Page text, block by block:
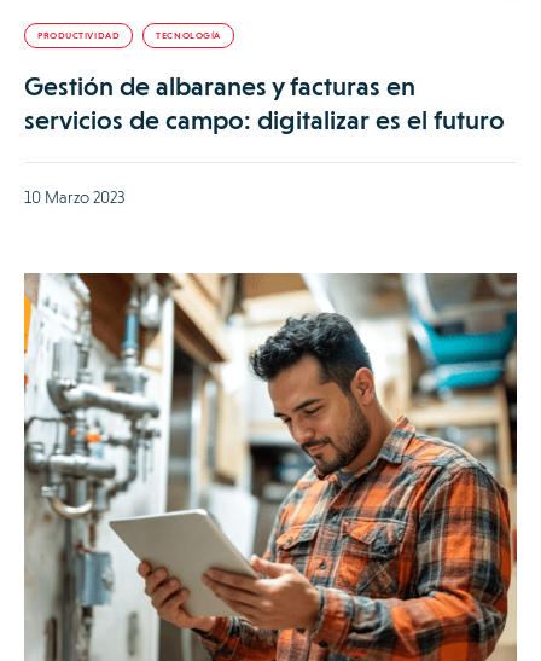
PRODUCTIVIDAD TECNOLOGÍA
Gestión de albaranes y facturas en
servicios de campo: digitalizar es el futuro
10 Marzo 2023